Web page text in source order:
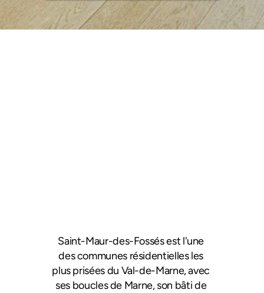
Saint-Maur-des-Fossés est l'une
des communes résidentielles les
plus prisées du Val-de-Marne, avec
ses boucles de Marne, son bâti de